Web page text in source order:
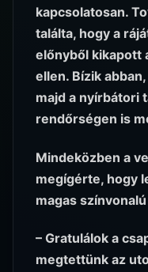
kapcsolatosan.
találta, hogy a
előnyből kikapott
ellen. Bízik
majd a nyírbátori
rendőrségen is
Mindeközben a
megígérte, hogy
magas
– Gratulálok a
megtettünk az